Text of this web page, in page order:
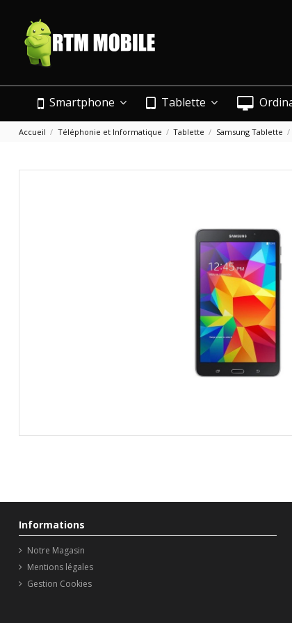
Smartphone Tablette
Accueil Téléphonie et Informatique Tablette Samsung Tablette
Informations
Notre Magasin
Mentions légales
Gestion Cookies